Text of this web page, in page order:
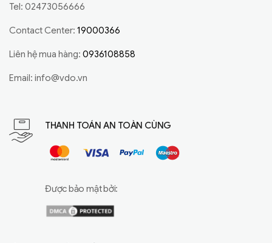
Tel: 02473056666
Contact Center: 19000366
Liên hệ mua hàng: 0936108858
Email: info@vdo.vn
THANH TOÁN AN TOÀN CÙNG
Được bảo mật bởi: